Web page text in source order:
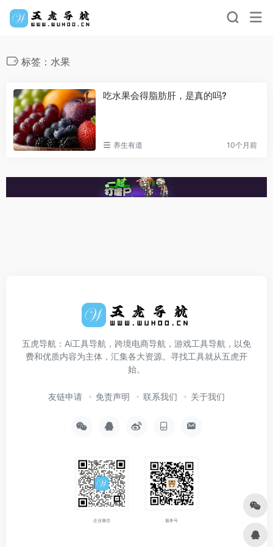
标签：水果
吃水果会得脂肪肝，是真的吗?
养生有道 10个月前
五虎导航：Ai工具导航，跨境电商导航，游戏工具导航，以免
费和优质内容为主体，汇集各大资源。寻找工具就从五虎开
始。
友链申请 免责声明 联系我们 关于我们
企业微信 服务号